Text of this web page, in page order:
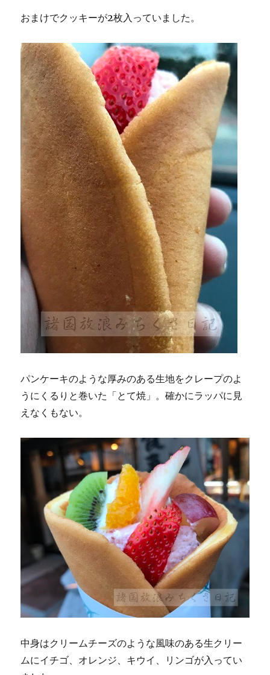
おまけでクッキーが2枚入っていました。
パンケーキのような厚みのある生地をクレープのよ
うにくるりと巻いた「とて焼」。確かにラッパに見
えなくもない。
中身はクリームチーズのような風味のある生クリー
ムにイチゴ、オレンジ、キウイ、リンゴが入ってい